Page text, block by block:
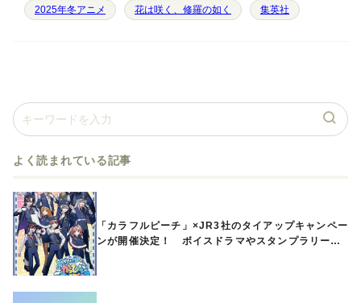
2025年冬アニメ 花は咲く、修羅の如く 集英社
よく読まれている記事
「カラフルピーチ」×JR3社のタイアップキャンペー
ンが開催決定！ ボイスドラマやスタンプラリー、